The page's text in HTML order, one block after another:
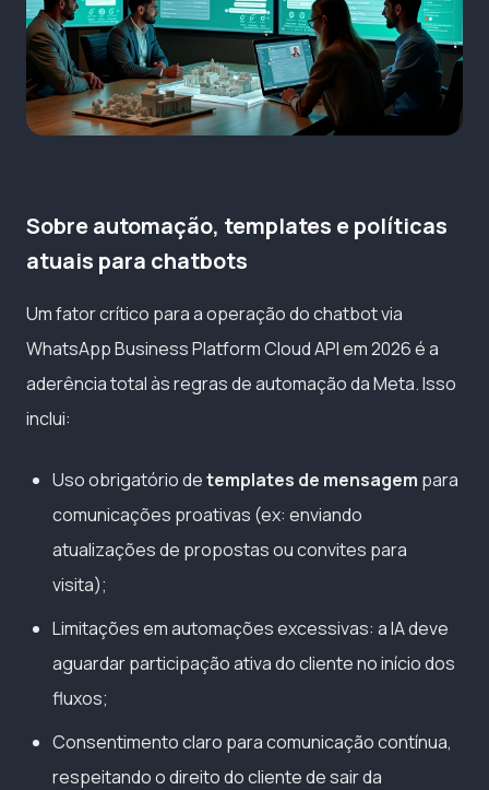
Sobre automação, templates e políticas
atuais para chatbots
Um fator crítico para a operação do chatbot via
WhatsApp Business Platform Cloud API em 2026 é a
aderência total às regras de automação da Meta. Isso
inclui:
Uso obrigatório detemplates de mensagem para
comunicações proativas (ex: enviando
atualizações de propostas ou convites para
visita);
Limitações em automações excessivas: a IA deve
aguardar participação ativa do cliente no início dos
fluxos;
Consentimento claro para comunicação contínua,
respeitando o direito do cliente de sair da